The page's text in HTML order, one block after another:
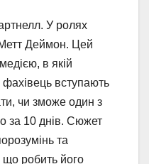
У ролях
Деймон. Цей
в якій
фахівець вступають
чи зможе один з
за 10 днів. Сюжет
та
що робить його